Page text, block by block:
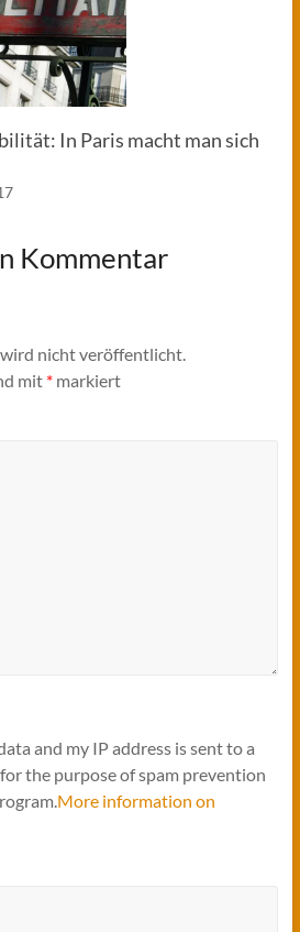
In Paris macht man sich
Kommentar
nicht veröffentlicht.
mit *markiert
and my IP address is sent to a
the purpose of spam prevention
More information on